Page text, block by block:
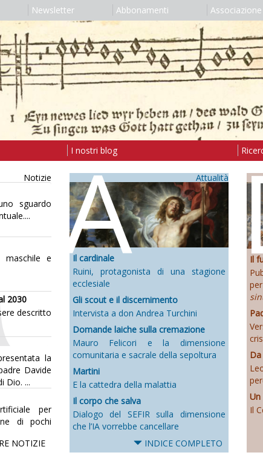
Newsletter Abbonamenti Associazione
I nostri blog
A Attualità
Il cardinale
Ruini, protagonista di una stagione
ecclesiale
Gli scout e il discernimento
Intervista a don Andrea Turchini
Domande laiche sulla cremazione
Mauro Felicori e la dimensione
comunitaria e sacrale della sepoltura
Martini
E la cattedra della malattia
Il corpo che salva
Dialogo del SEFIR sulla dimensione
che l’IA vorrebbe cancellare
INDICE COMPLETO
Il
Un
Il
Notizie
sguardo
maschile e
2030
descritto
la
Davide
Dio. ...
per
di pochi
NOTIZIE